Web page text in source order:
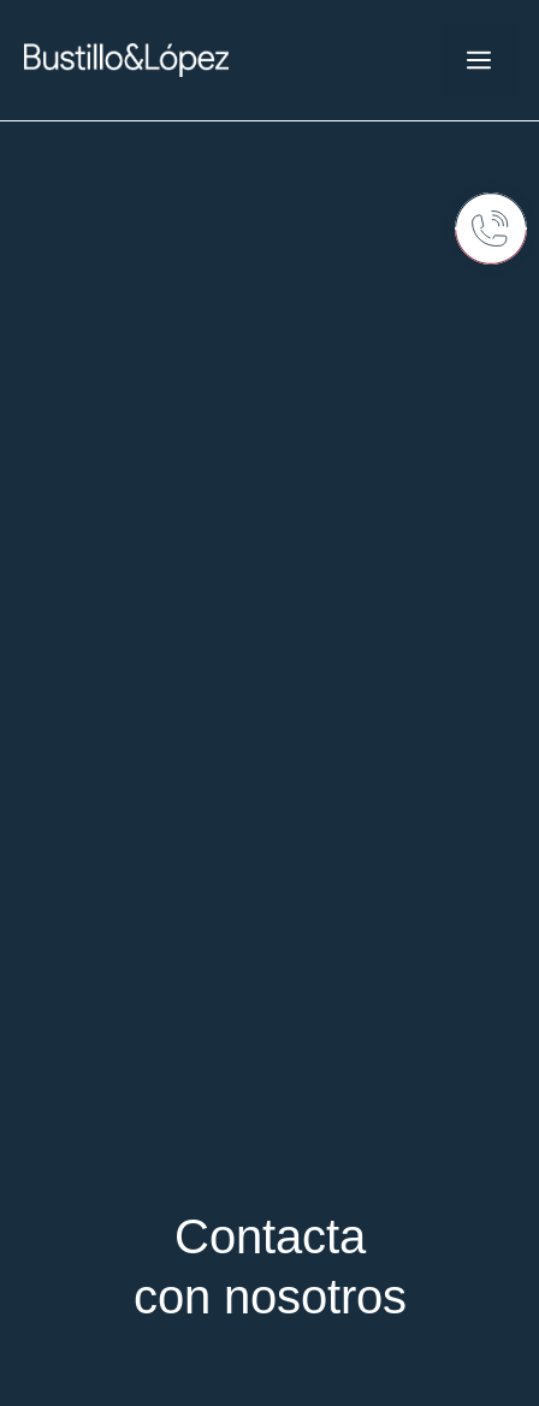
Contacta
con nosotros